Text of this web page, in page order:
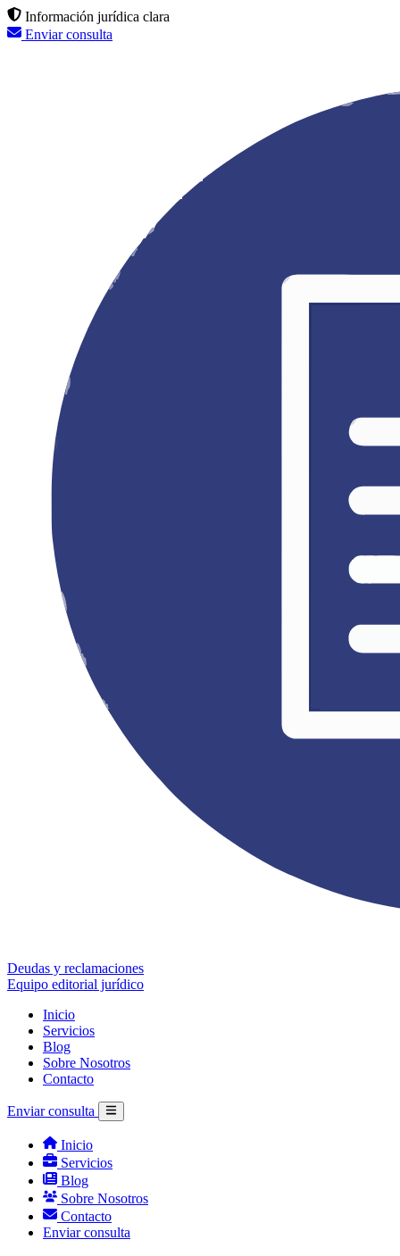
Información jurídica clara
Enviar consulta
Deudas y reclamaciones
Equipo editorial jurídico
Inicio
Servicios
Blog
Sobre Nosotros
Contacto
Enviar consulta
Inicio
Servicios
Blog
Sobre Nosotros
Contacto
Enviar consulta